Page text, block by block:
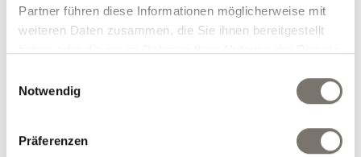
Partner führen diese Informationen möglicherweise mit
weiteren Daten zusammen, die Sie ihnen bereitgestellt
Notwendig
Präferenzen
Zimmertyp auswählen*
Anzahl
*